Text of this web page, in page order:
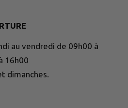
au vendredi de 09h00 à
16h00
dimanches.